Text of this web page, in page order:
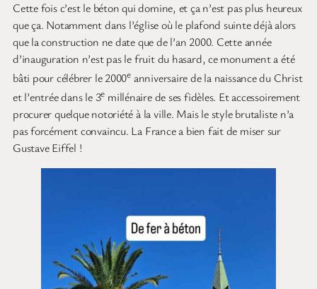
Cette fois c’est le béton qui domine, et ça n’est pas plus heureux
que ça. Notamment dans l’église où le plafond suinte déjà alors
que la construction ne date que de l’an 2000. Cette année
d’inauguration n’est pas le fruit du hasard, ce monument a été
bâti pour célébrer le 2000e anniversaire de la naissance du Christ
et l’entrée dans le 3e millénaire de ses fidèles. Et accessoirement
procurer quelque notoriété à la ville. Mais le style brutaliste n’a
pas forcément convaincu. La France a bien fait de miser sur
Gustave Eiffel !